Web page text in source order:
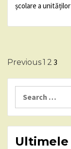
școlare a
Posts
Previous1 2 3